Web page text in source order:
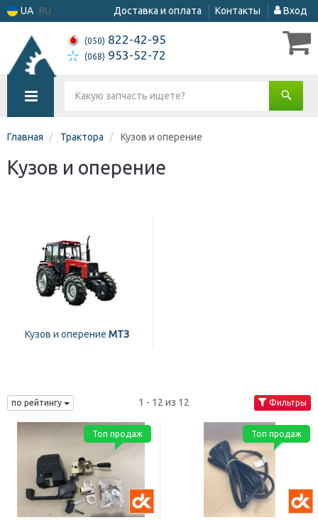
UA RU Доставка и оплата Контакты Вход
(050) 822-42-95
(068) 953-52-72
Главная Трактора Кузов и оперение
Кузов и оперение
Кузов и оперение МТЗ
по рейтингу 1 - 12 из 12 Фильтры
Топ продаж Топ продаж